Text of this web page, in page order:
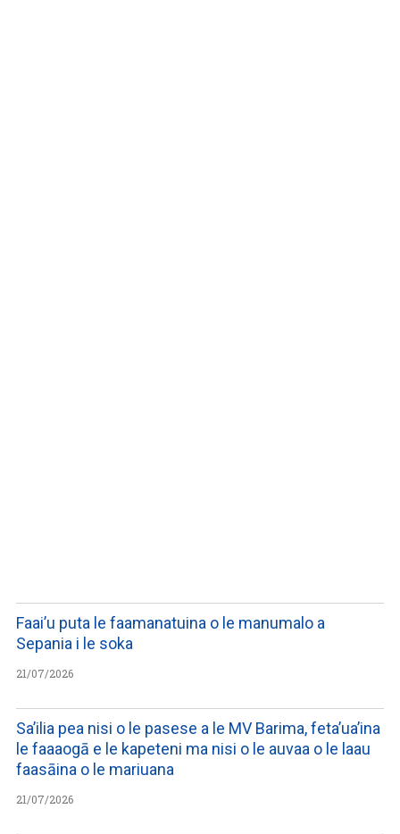
Faai’u puta le faamanatuina o le manumalo a
Sepania i le soka
21/07/2026
Sa’ilia pea nisi o le pasese a le MV Barima, feta’ua’ina
le faaaogā e le kapeteni ma nisi o le auvaa o le laau
faasāina o le mariuana
21/07/2026